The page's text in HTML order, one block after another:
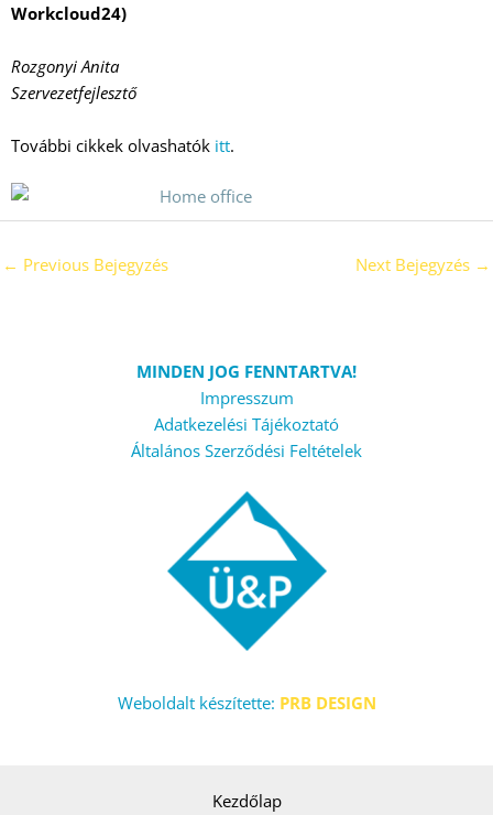
Workcloud24)
Rozgonyi Anita
Szervezetfejlesztő
További cikkek olvashatók itt.
← Previous Bejegyzés Next Bejegyzés →
MINDEN JOG FENNTARTVA!
Impresszum
Adatkezelési Tájékoztató
Általános Szerződési Feltételek
Weboldalt készítette: PRB DESIGN
Kezdőlap